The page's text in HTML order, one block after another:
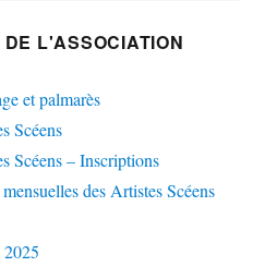
L'ASSOCIATION
et palmarès
Scéens
Scéens – Inscriptions
des Artistes Scéens